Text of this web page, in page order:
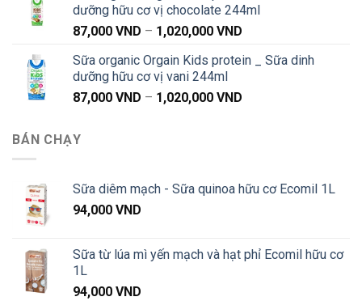
91,000 VND
dưỡng hữu cơ vị chocolate 244ml
87,000 VND – 1,020,000 VND
từ
Sữa organic Orgain Kids protein _ Sữa dinh
dưỡng hữu cơ vị vani 244ml
87,000 VND – 1,020,000 VND
1,020,000 VND
BÁN CHẠY
Sữa diêm mạch - Sữa quinoa hữu cơ Ecomil 1L
94,000 VND
Sữa từ lúa mì yến mạch và hạt phỉ Ecomil hữu cơ
1L
94,000 VND